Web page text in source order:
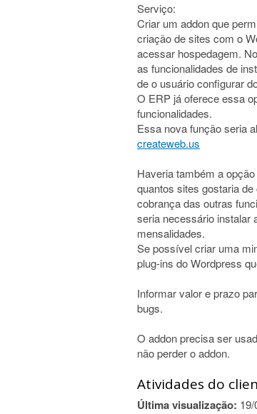
Serviço:
Criar um addon que
criação de sites com o
acessar hospedagem.
as funcionalidades de
de o usuário configurar
O ERP já oferece essa
funcionalidades.
Essa nova função seria
createweb.us
Haveria também a
quantos sites gostaria
cobrança das outras
seria necessário instalar
mensalidades.
Se possível criar uma
plug-ins do Wordpress
Informar valor e prazo
bugs.
O addon precisa ser
não perder o addon.
Atividades do
Última visualização: